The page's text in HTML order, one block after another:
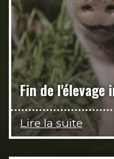
Fin de l'élevage
Lire la suite